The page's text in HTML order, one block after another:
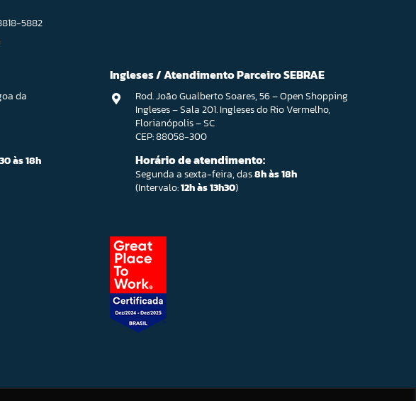
5882
da
às 18h
Ingleses / Atendimento Parceiro SEBRAE
Rod. João Gualberto Soares, 56 – Open Shopping
Ingleses – Sala 201. Ingleses do Rio Vermelho,
Florianópolis – SC
CEP: 88058-300
Horário de atendimento:
Segunda a sexta-feira, das8h às 18h
(Intervalo:12h às 13h30)